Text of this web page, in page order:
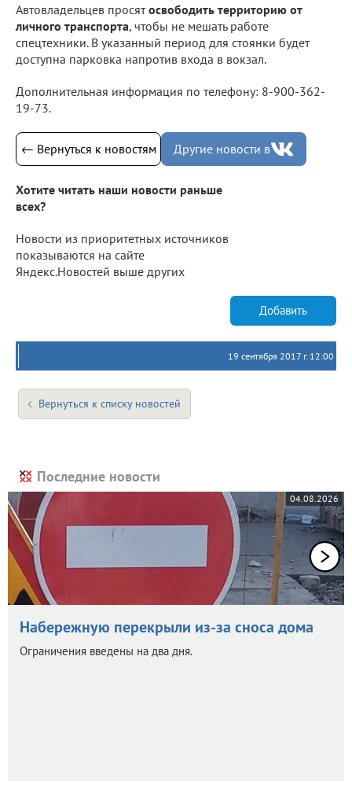
Автовладельцев просятосвободить территорию от
личного транспорта, чтобы не мешать работе
спецтехники. В указанный период для стоянки будет
доступна парковка напротив входа в вокзал.
Дополнительная информация по телефону: 8-900-362-
19-73.
← Вернуться к новостям Другие новости в
Хотите читать наши новости раньше
всех?
Новости из приоритетных источников
показываются на сайте
Яндекс.Новостей выше других
Добавить
19 сентября 2017 г. 12:00
Вернуться к списку новостей
Последние новости
04.08.2026
Набережную перекрыли из-за сноса дома
Ограничения введены на два дня.